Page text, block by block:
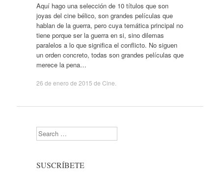
Aquí hago una selección de 10 títulos que son
joyas del cine bélico, son grandes películas que
hablan de la guerra, pero cuya temática principal no
tiene porque ser la guerra en si, sino dilemas
paralelos a lo que significa el conflicto. No siguen
un orden concreto, todas son grandes películas que
merece la pena…
26 de enero de 2015 de Cine
Search
SUSCRÍBETE